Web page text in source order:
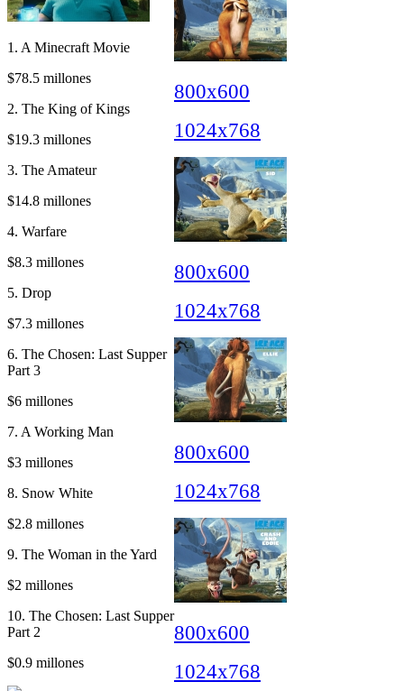
1. A Minecraft Movie
$78.5 millones
2. The King of Kings
$19.3 millones
3. The Amateur
$14.8 millones
4. Warfare
$8.3 millones
5. Drop
$7.3 millones
6. The Chosen: Last Supper
Part 3
$6 millones
7. A Working Man
$3 millones
8. Snow White
$2.8 millones
9. The Woman in the Yard
$2 millones
10. The Chosen: Last Supper
Part 2
$0.9 millones
800x600
1024x768
800x600
1024x768
800x600
1024x768
800x600
1024x768